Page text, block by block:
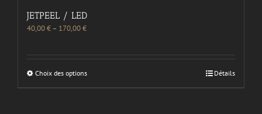
JETPEEL / LED
40,00€– 170,00€
Choix des options Détails